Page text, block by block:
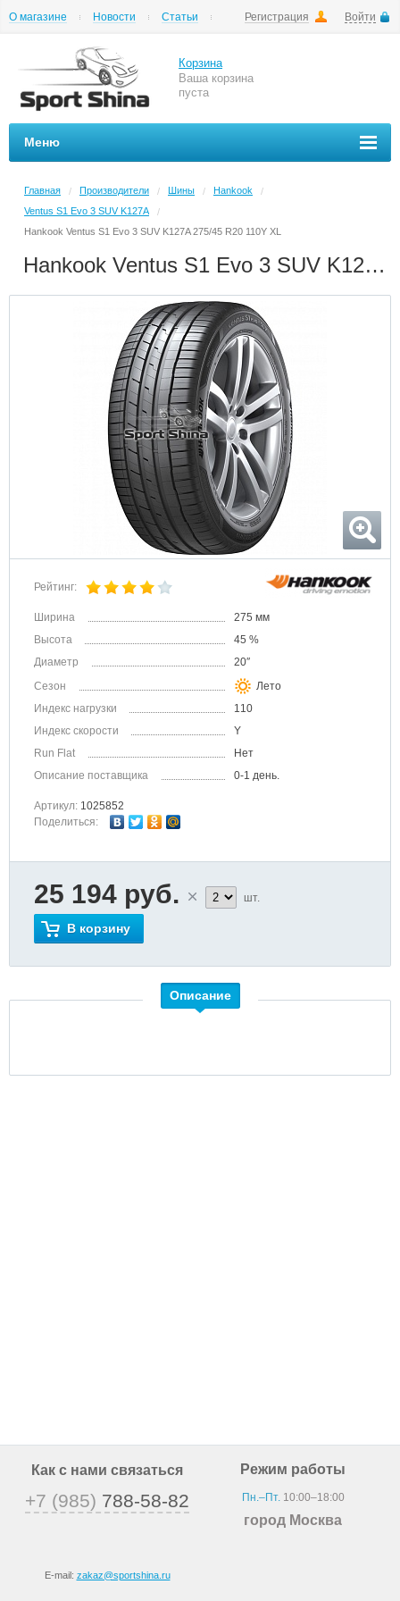
Регистрация Войти
О магазине Новости
Статьи
Корзина
Ваша корзина
пуста
Меню
Главная / Производители / Шины / Hankook
/
Ventus S1 Evo 3 SUV K127A
/
Hankook Ventus S1 Evo 3 SUV K127A 275/45 R20 110Y XL
Hankook Ventus S1 Evo 3 SUV K127A 275/45 R20 110Y XL
Рейтинг:
Ширина
275 мм
Высота
45 %
Диаметр
20″
Сезон
Лето
Индекс нагрузки
110
Индекс скорости
Y
Run Flat
Нет
Описание поставщика
0-1 день.
Артикул: 1025852
Поделиться:
25 194 руб. шт.
В корзину
Описание
Как с нами связаться
+7 (985) 788-58-82
E-mail: zakaz@sportshina.ru
Режим работы
Пн.–Пт.10:00–18:00
город Москва